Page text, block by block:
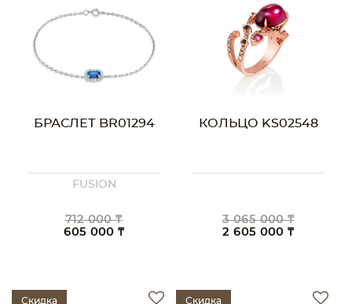
БРАСЛЕТ BR01294
FUSION
712 000 ₸
605 000 ₸
КОЛЬЦО KS02548
3 065 000 ₸
2 605 000 ₸
Скидка Скидка